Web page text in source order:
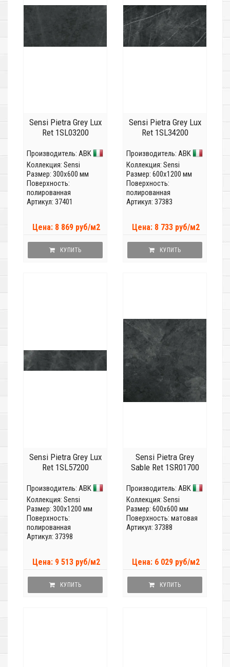
Sensi Pietra Grey Lux
Ret 1SL03200
Производитель: ABK
Коллекция: Sensi
Размер: 300x600 мм
Поверхность:
полированная
Артикул: 37401
Цена: 8 869 руб/м2
КУПИТЬ
Sensi Pietra Grey Lux
Ret 1SL34200
Производитель: ABK
Коллекция: Sensi
Размер: 600x1200 мм
Поверхность:
полированная
Артикул: 37383
Цена: 8 733 руб/м2
КУПИТЬ
Sensi Pietra Grey Lux
Ret 1SL57200
Производитель: ABK
Коллекция: Sensi
Размер: 300x1200 мм
Поверхность:
полированная
Артикул: 37398
Цена: 9 513 руб/м2
КУПИТЬ
Sensi Pietra Grey
Sable Ret 1SR01700
Производитель: ABK
Коллекция: Sensi
Размер: 600x600 мм
Поверхность: матовая
Артикул: 37388
Цена: 6 029 руб/м2
КУПИТЬ